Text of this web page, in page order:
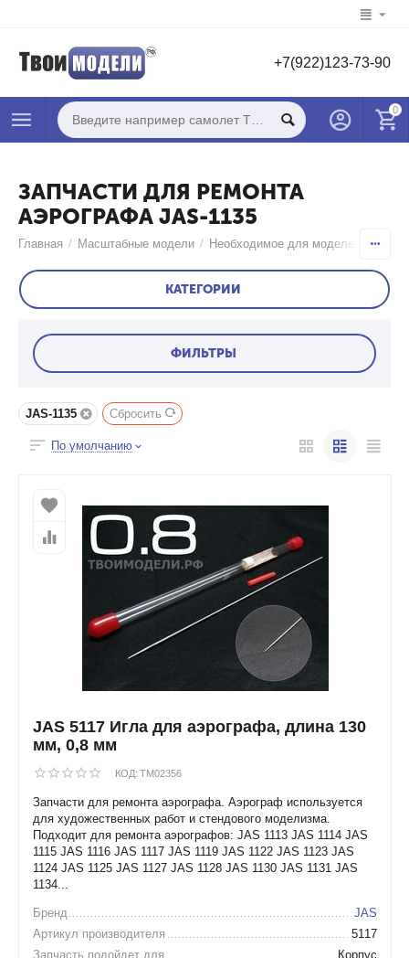
+7(922)123-73-90
0
ЗАПЧАСТИ ДЛЯ РЕМОНТА
АЭРОГРАФА JAS-1135
Главная / Масштабные модели / Необходимое для моделей
КАТЕГОРИИ
ФИЛЬТРЫ
JAS-1135 Сбросить
По умолчанию
JAS 5117 Игла для аэрографа, длина 130
мм, 0,8 мм
КОД: TM02356
Запчасти для ремонта аэрографа. Аэрограф используется
для художественных работ и стендового моделизма.
Подходит для ремонта аэрографов: JAS 1113 JAS 1114 JAS
1115 JAS 1116 JAS 1117 JAS 1119 JAS 1122 JAS 1123 JAS
1124 JAS 1125 JAS 1127 JAS 1128 JAS 1130 JAS 1131 JAS
1134...
Бренд
JAS
Артикул производителя
5117
Запчасть подойдет для
Корпус